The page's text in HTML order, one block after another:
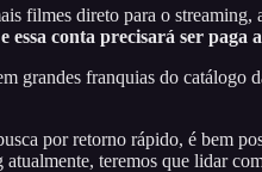
filmes direto para o
essa conta precisará ser paga
grandes franquias do
por retorno rápido, é bem
teremos que lidar